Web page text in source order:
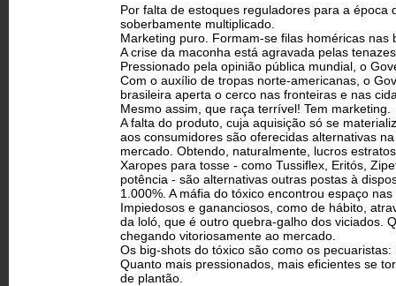
Por falta de estoques reguladores para a
soberbamente multiplicado.
Marketing puro. Formam-se filas homéricas nas
A crise da maconha está agravada pelas
Pressionado pela opinião pública mundial, o
Com o auxílio de tropas norte-americanas, o
brasileira aperta o cerco nas fronteiras e nas
Mesmo assim, que raça terrível! Tem marketing.
A falta do produto, cuja aquisição só se
aos consumidores são oferecidas alternativas
mercado. Obtendo, naturalmente, lucros
Xaropes para tosse - como Tussiflex, Eritós,
potência - são alternativas outras postas à
1.000%. A máfia do tóxico encontrou espaço
Impiedosos e gananciosos, como de hábito,
da loló, que é outro quebra-galho dos viciados.
chegando vitoriosamente ao mercado.
Os big-shots do tóxico são como os pecuaristas:
Quanto mais pressionados, mais eficientes se
de plantão.